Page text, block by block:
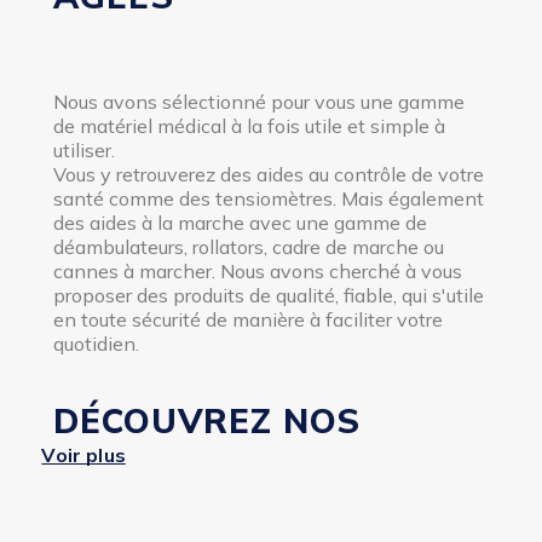
Nous avons sélectionné pour vous une gamme
de matériel médical à la fois utile et simple à
utiliser.
Vous y retrouverez des aides au contrôle de votre
santé comme des tensiomètres. Mais également
des aides à la marche avec une gamme de
déambulateurs, rollators, cadre de marche ou
cannes à marcher. Nous avons cherché à vous
proposer des produits de qualité, fiable, qui s'utile
en toute sécurité de manière à faciliter votre
quotidien.
DÉCOUVREZ NOS
CHAUSSETTES DE
Voir plus